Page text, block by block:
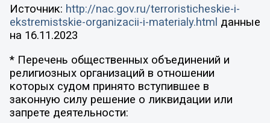
Источник: http://nac.gov.ru/terroristicheskie-i-
ekstremistskie-organizacii-i-materialy.html данные
на 16.11.2023
* Перечень общественных объединений и
религиозных организаций в отношении
которых судом принято вступившее в
законную силу решение о ликвидации или
запрете деятельности: